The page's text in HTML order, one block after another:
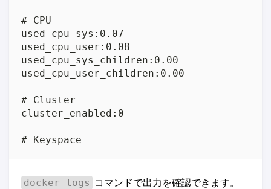
# CPU
used_cpu_sys:0.07
used_cpu_user:0.08
used_cpu_sys_children:0.00
used_cpu_user_children:0.00
# Cluster
cluster_enabled:0
# Keyspace
docker logs コマンドで出力を確認できます。